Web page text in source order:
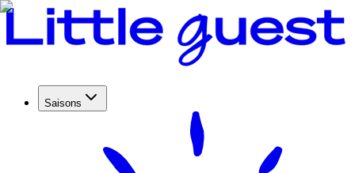
Saisons